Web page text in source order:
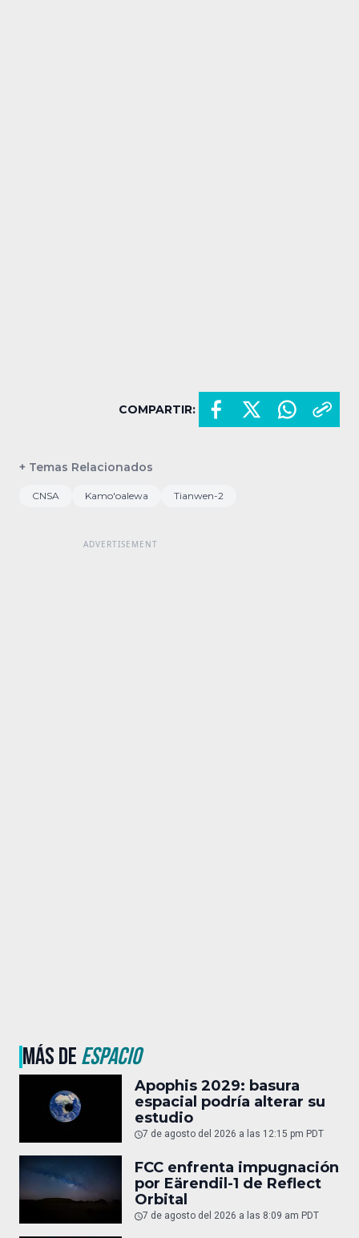
COMPARTIR:
+ Temas Relacionados
CNSA Kamo'oalewa Tianwen-2
MÁS DEESPACIO
Apophis 2029: basura
espacial podría alterar su
estudio
7 de agosto del 2026 a las 12:15 pm PDT
FCC enfrenta impugnación
por Eärendil-1 de Reflect
Orbital
7 de agosto del 2026 a las 8:09 am PDT